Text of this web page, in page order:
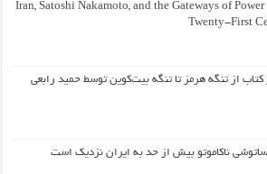
Iran, Satoshi Nakamoto, and the Gateways of
Twenty-First
کتاب از تنگه هرمز تا تنگه بیت‌کوین توسط حمید رابعی
ساتوشی ناکاموتو بیش از حد به ایران نزدیک است